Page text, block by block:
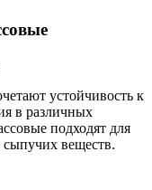
устойчивость к
в различных
подходят для
веществ.